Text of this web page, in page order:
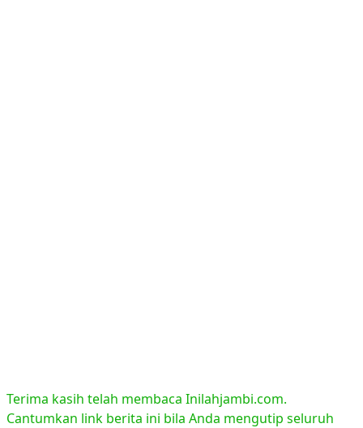
Terima kasih telah membaca Inilahjambi.com.
Cantumkan link berita ini bila Anda mengutip seluruh